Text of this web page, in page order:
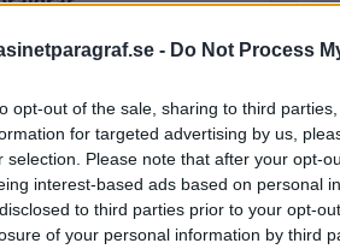
- Do Not Process
opt-out of the sale, sharing to third
for targeted advertising by us,
selection. Please note that after your opt-
interest-based ads based on personal
to third parties prior to your opt-
of your personal information by third
hade skickat paketet